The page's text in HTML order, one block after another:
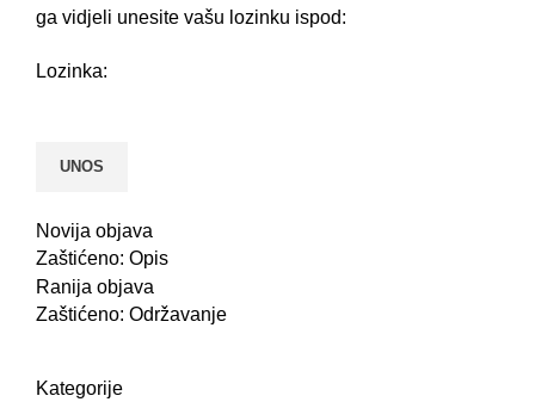
ga vidjeli unesite vašu lozinku ispod:
Lozinka:
Novija objava
Zaštićeno: Opis
Ranija objava
Zaštićeno: Održavanje
Kategorije